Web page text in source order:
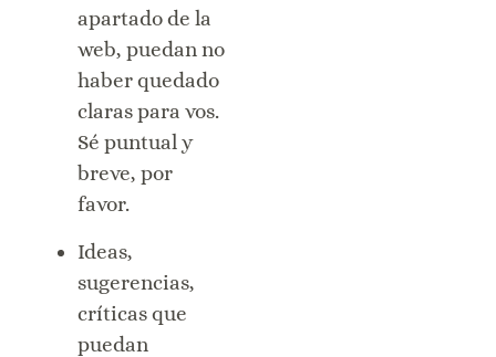
apartado de la
web, puedan no
haber quedado
claras para vos.
Sé puntual y
breve, por
favor.
Ideas,
sugerencias,
críticas que
puedan